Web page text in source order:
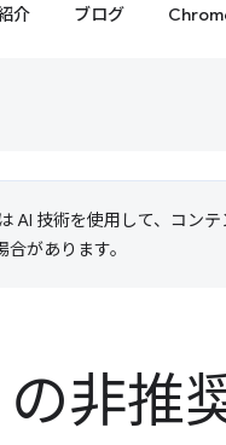
介 ブログ
AI 技術を使用して、コン
があります。
非推